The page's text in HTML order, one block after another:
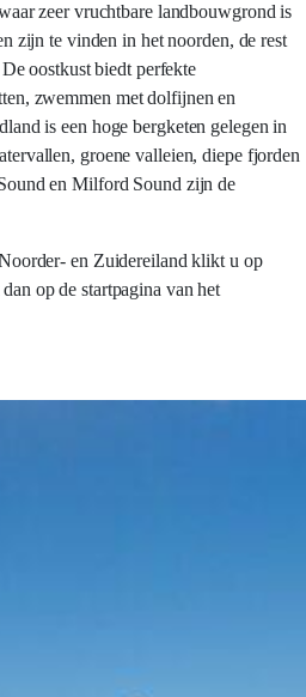
zeer vruchtbare landbouwgrond is
zijn te vinden in het noorden, de rest
oostkust biedt perfekte
zwemmen met dolfijnen en
is een hoge bergketen gelegen in
groene valleien, diepe fjorden
en Milford Sound zijn de
en Zuidereiland klikt u op
op de startpagina van het